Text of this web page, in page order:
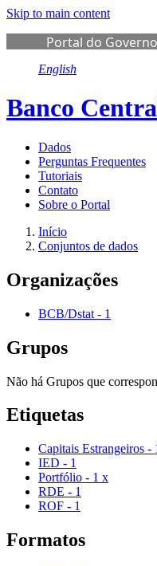
Skip to main content
Portal do
English
Banco
Dados
Perguntas Frequentes
Tutoriais
Contato
Sobre o Portal
Início
Conjuntos de dados
Organizações
BCB/Dstat - 1
Grupos
Não há Grupos que
Etiquetas
Capitais Estrangeiros -
IED - 1
Portfólio - 1 x
RDE - 1
ROF - 1
Formatos